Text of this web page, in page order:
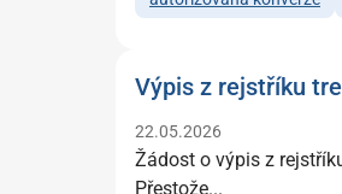
Výpis z rejstříku
22.05.2026
Žádost o výpis z
Přestože...